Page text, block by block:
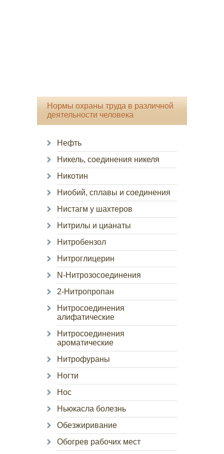
Нормы охраны труда в различной
деятельности человека
Нефть
Никель, соединения никеля
Никотин
Ниобий, сплавы и соединения
Нистагм у шахтеров
Нитрилы и цианаты
Нитробензол
Нитроглицерин
N-Нитрозосоединения
2-Нитропропан
Нитросоединения
алифатические
Нитросоединения
ароматические
Нитрофураны
Ногти
Нос
Ньюкасла болезнь
Обезжиривание
Обогрев рабочих мест